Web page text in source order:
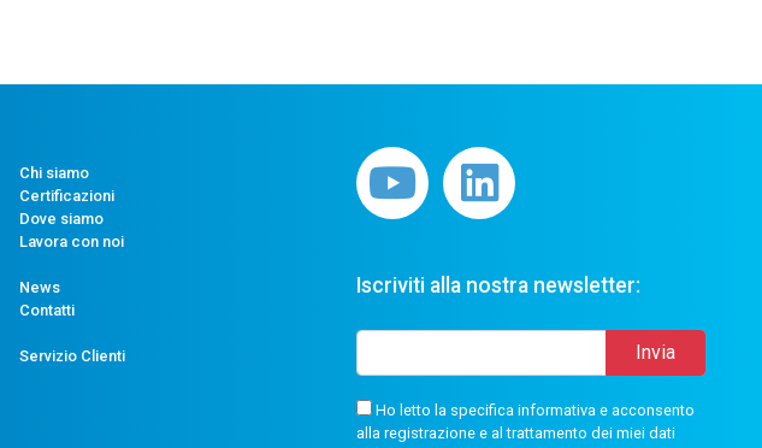
-
ACCURATEZZA
0,5%
-
CONN.
M12
ATT.
Chi siamo
Certificazioni
Dove siamo
Lavora con noi
News
Contatti
Servizio Clienti
Iscriviti alla nostra newsletter:
Ho letto la specifica informativa e acconsento
alla registrazione e al trattamento dei miei dati